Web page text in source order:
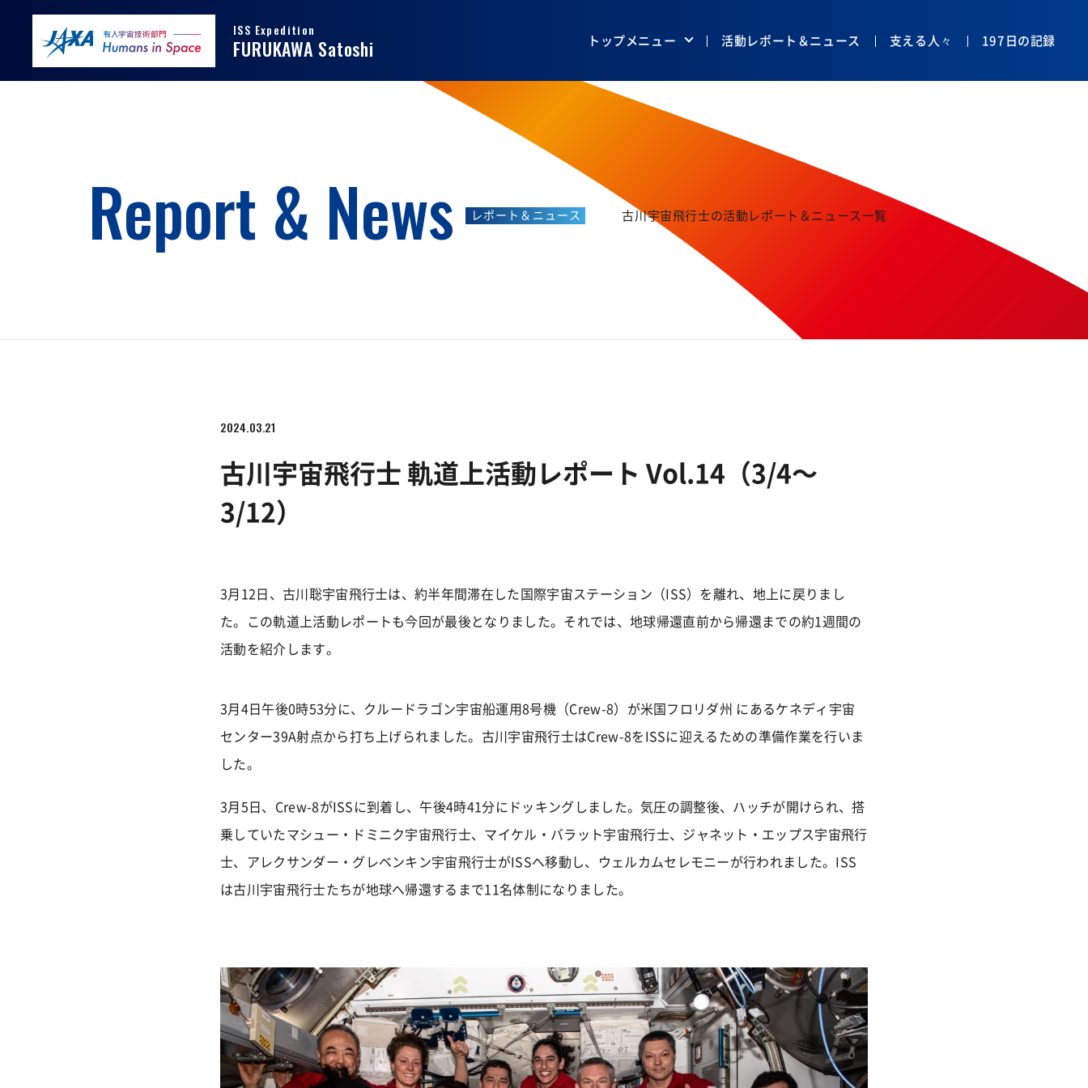
JAXA JAXA 有人宇宙技術部門 Humans in Space
ISS Expedition
FURUKAWA Satoshi トップメニュー 活動レポート＆ニュース 支える人々 197日の記録
Report & News レポート＆ニュース 古川宇宙飛行士の活動レポート＆ニュース一覧
2024.03.21
古川宇宙飛行士 軌道上活動レポート Vol.14（3/4〜
3/12）
3月12日、古川聡宇宙飛行士は、約半年間滞在した国際宇宙ステーション（ISS）を離れ、地上に戻りまし
た。この軌道上活動レポートも今回が最後となりました。それでは、地球帰還直前から帰還までの約1週間の
活動を紹介します。
3月4日午後0時53分に、クルードラゴン宇宙船運用8号機（Crew-8）が米国フロリダ州 にあるケネディ宇宙
センター39A射点から打ち上げられました。古川宇宙飛行士はCrew-8をISSに迎えるための準備作業を行いま
した。
3月5日、Crew-8がISSに到着し、午後4時41分にドッキングしました。気圧の調整後、ハッチが開けられ、搭
乗していたマシュー・ドミニク宇宙飛行士、マイケル・バラット宇宙飛行士、ジャネット・エップス宇宙飛行
士、アレクサンダー・グレベンキン宇宙飛行士がISSへ移動し、ウェルカムセレモニーが行われました。ISS
は古川宇宙飛行士たちが地球へ帰還するまで11名体制になりました。